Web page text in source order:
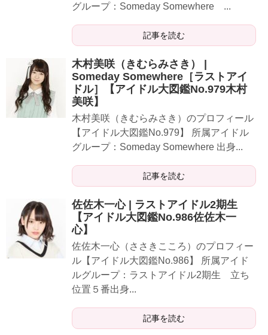
グループ：Someday Somewhere ...
記事を読む
木村美咲（きむらみさき） |
Someday Somewhere［ラストアイ
ドル］【アイドル大図鑑No.979木村
美咲】
​​​木村美咲（きむらみさき）のプロフィール
【アイドル大図鑑No.979】 所属アイドル
グループ：Someday Somewhere 出身...
記事を読む
佐佐木一心 | ラストアイドル2期生
【アイドル大図鑑No.986佐佐木一
心】
佐佐木一心（ささきこころ）のプロフィー
ル【アイドル大図鑑No.986】 所属アイド
ルグループ：ラストアイドル2期生 立ち
位置５番出身...
記事を読む